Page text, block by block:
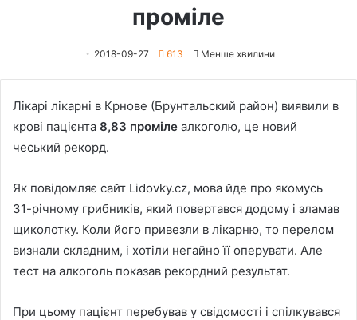
проміле
2018-09-27 613 Менше хвилини
Лікарі лікарні в Крнове (Брунтальский район) виявили в
крові пацієнта 8,83 проміле алкоголю, це новий
чеський рекорд.
Як повідомляє сайт Lidovky.cz, мова йде про якомусь
31-річному грибників, який повертався додому і зламав
щиколотку. Коли його привезли в лікарню, то перелом
визнали складним, і хотіли негайно її оперувати. Але
тест на алкоголь показав рекордний результат.
При цьому пацієнт перебував у свідомості і спілкувався